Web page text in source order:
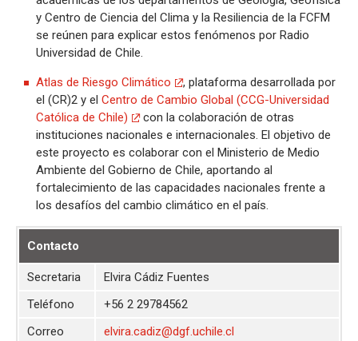
y Centro de Ciencia del Clima y la Resiliencia de la FCFM
se reúnen para explicar estos fenómenos por Radio
Universidad de Chile.
Atlas de Riesgo Climático
, plataforma desarrollada por
el (CR)2 y el Centro de Cambio Global (CCG-Universidad
Católica de Chile)
con la colaboración de otras
instituciones nacionales e internacionales. El objetivo de
este proyecto es colaborar con el Ministerio de Medio
Ambiente del Gobierno de Chile, aportando al
fortalecimiento de las capacidades nacionales frente a
los desafíos del cambio climático en el país.
Contacto
Secretaria
Elvira Cádiz Fuentes
Teléfono
+56 2 29784562
Correo
elvira.cadiz@dgf.uchile.cl